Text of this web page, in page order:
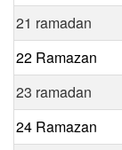
21 ramadan
22 Ramazan
23 ramadan
24 Ramazan